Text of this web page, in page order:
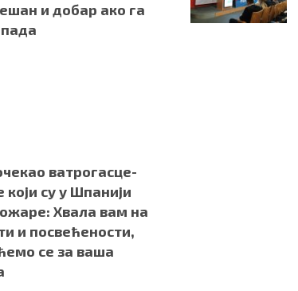
и добар ако га
ватрогасце-
који су у Шпанији
Хвала вам на
и посвећености,
се за ваша